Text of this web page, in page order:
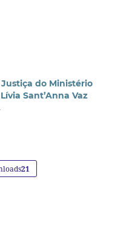
do Ministério
Sant’Anna Vaz
21